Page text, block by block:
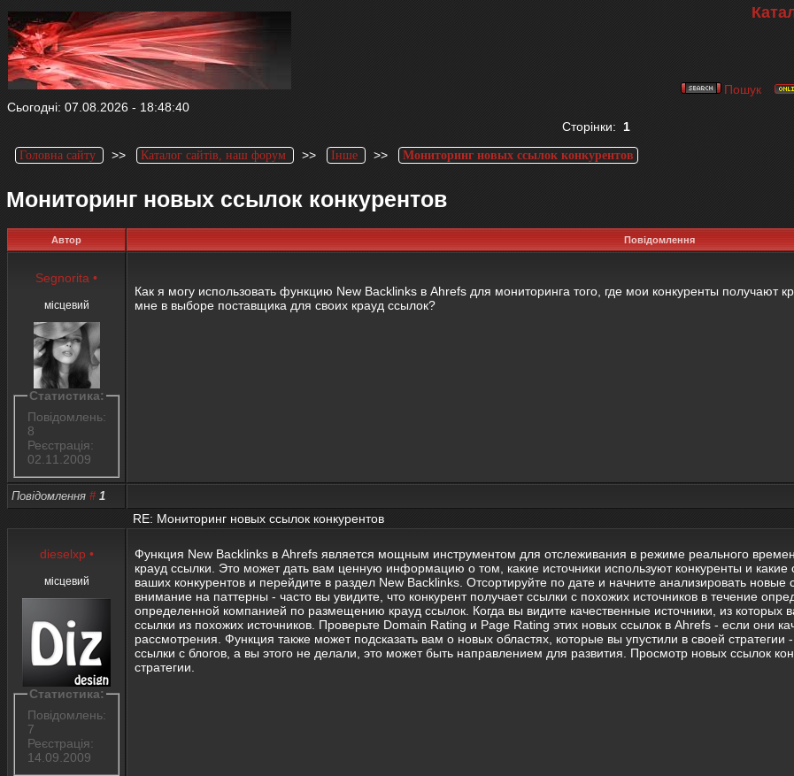
Пошук
Сьогодні: 07.08.2026 - 18:48:40
Сторінки: 1
Головна сайту >> Каталог сайтів, наш форум >> Інше >> Мониторинг новых ссылок конкурентов
Мониторинг новых ссылок конкурентов
Автор Повідомлення
Segnorita •
місцевий
Статистика:
Повідомлень:
8
Реєстрація:
02.11.2009
Как я могу использовать функцию New Backlinks в Ahrefs для мониторинга того, где мои конкуренты получают
мне в выборе поставщика для своих крауд ссылок?
Повідомлення # 1
RE: Мониторинг новых ссылок конкурентов
dieselxp •
місцевий
Статистика:
Повідомлень:
7
Реєстрація:
14.09.2009
Функция New Backlinks в Ahrefs является мощным инструментом для отслеживания в режиме реального
крауд ссылки. Это может дать вам ценную информацию о том, какие источники используют конкуренты и
ваших конкурентов и перейдите в раздел New Backlinks. Отсортируйте по дате и начните анализировать
внимание на паттерны - часто вы увидите, что конкурент получает ссылки с похожих источников в течение
определенной компанией по размещению крауд ссылок. Когда вы видите качественные источники, из которых
ссылки из похожих источников. Проверьте Domain Rating и Page Rating этих новых ссылок в Ahrefs - если они
рассмотрения. Функция также может подсказать вам о новых областях, которые вы упустили в своей
ссылки с блогов, а вы этого не делали, это может быть направлением для развития. Просмотр новых ссылок
стратегии.